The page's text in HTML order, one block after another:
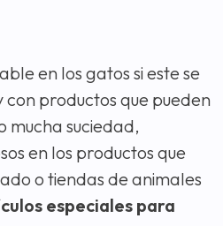
en los gatos si este se
con productos que pueden
mucha suciedad,
en los productos que
o tiendas de animales
especiales para